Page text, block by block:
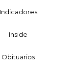
Indicadores
Inside
Obituarios